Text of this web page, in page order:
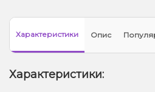
Характеристики Опис
Характеристики: